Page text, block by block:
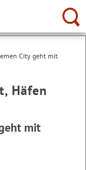
City geht mit
Häfen
mit